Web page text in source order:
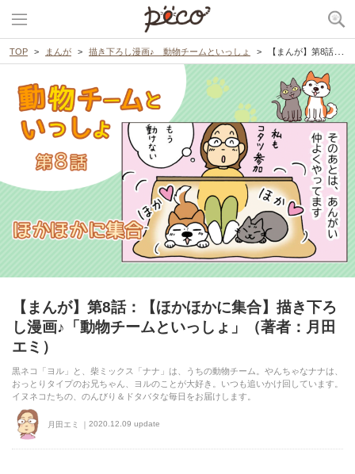
TOP まんが 描き下ろし漫画♪ 動物チームといっしょ 【まんが】第8話：【ほかほかに集合】描き下ろし漫画♪「動物チームといっしょ」（著者：月田エミ）
【まんが】第8話：【ほかほかに集合】描き下ろ
し漫画♪「動物チームといっしょ」（著者：月田
エミ）
黒ネコ「ヨル」と、柴ミックス「ナナ」は、うちの動物チーム。やんちゃなナナは、
おっとりタイプのお兄ちゃん、ヨルのことが大好き。いつも追いかけ回しています。
イヌネコたちの、のんびり＆ドタバタな毎日をお届けします。
月田エミ 2020.12.09 update